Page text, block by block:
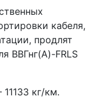
кабеля,
продлят
ВВГнг(A)-FRLS
кг/км.